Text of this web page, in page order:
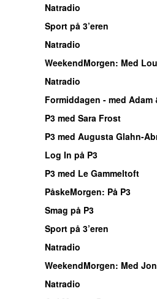
Natradio
Sport på 3’eren
Natradio
WeekendMorgen: Med
Natradio
Formiddagen - med Adam
P3 med Sara Frost
P3 med Augusta Glahn-
Log In på P3
P3 med Le Gammeltoft
PåskeMorgen: På P3
Smag på P3
Sport på 3’eren
Natradio
WeekendMorgen: Med
Natradio